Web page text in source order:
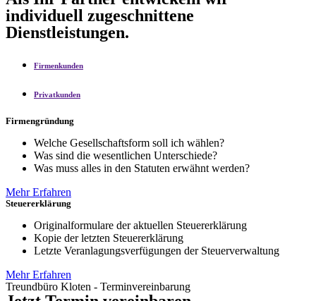
individuell zugeschnittene
Dienstleistungen.
Firmenkunden
Privatkunden
Firmengründung
Welche Gesellschaftsform soll ich wählen?
Was sind die wesentlichen Unterschiede?
Was muss alles in den Statuten erwähnt werden?
Mehr Erfahren
Steuererklärung
Originalformulare der aktuellen Steuererklärung
Kopie der letzten Steuererklärung
Letzte Veranlagungsverfügungen der Steuerverwaltung
Mehr Erfahren
Treundbüro Kloten - Terminvereinbarung